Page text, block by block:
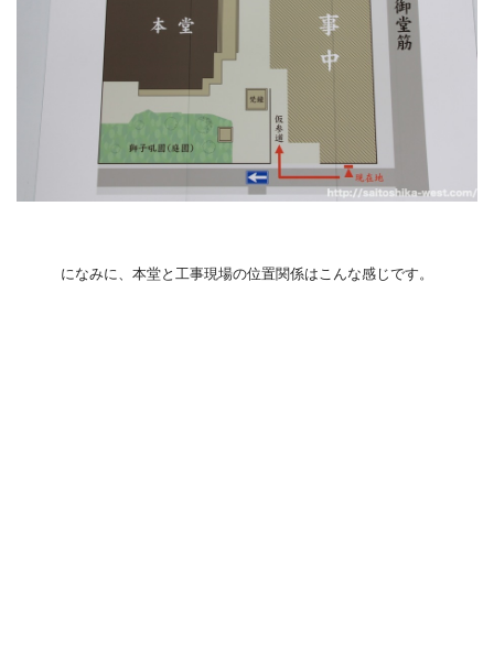
になみに、本堂と工事現場の位置関係はこんな感じです。